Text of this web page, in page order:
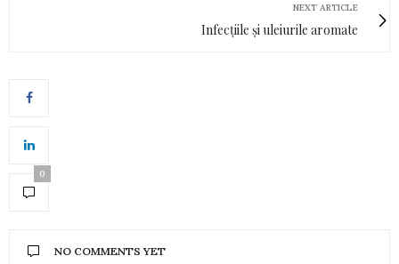
NEXT ARTICLE
Infecțiile și uleiurile aromate
0
NO COMMENTS YET